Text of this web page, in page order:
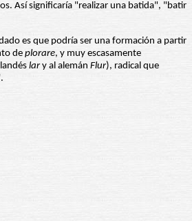
Así significaría "realizar una batida", "batir
es que podría ser una formación a partir
de plorare, y muy escasamente
lary al alemán Flur), radical que